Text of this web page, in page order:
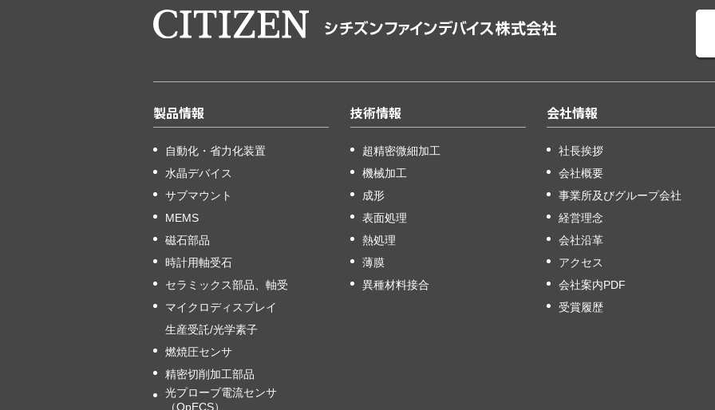
製品情報
自動化・省力化装置
水晶デバイス
サブマウント
MEMS
磁石部品
時計用軸受石
セラミックス部品、軸受
マイクロディスプレイ
生産受託/光学素子
燃焼圧センサ
精密切削加工部品
光プローブ電流センサ
（OpECS）
技術情報
超精密微細加工
機械加工
成形
表面処理
熱処理
薄膜
異種材料接合
会社情報
社長挨拶
会社概要
事業所及びグループ会社
経営理念
会社沿革
アクセス
会社案内PDF
受賞履歴